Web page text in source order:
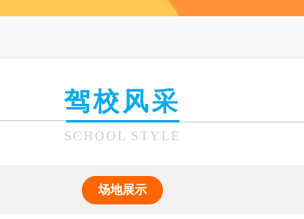
驾校风采
SCHOOL STYLE
场地展示